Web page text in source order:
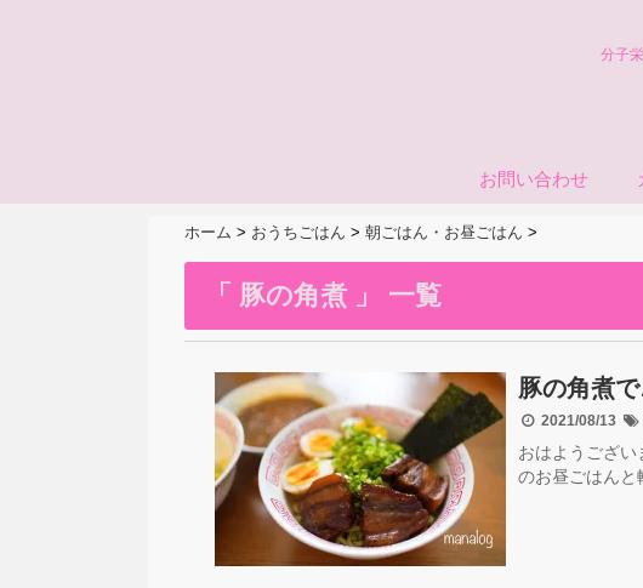
分子
お問い合わせ
ホーム > おうちごはん > 朝ごはん・お昼ごはん >
「 豚の角煮 」 一覧
豚の角煮
2021/08/13
おはようござ
のお昼ごはん